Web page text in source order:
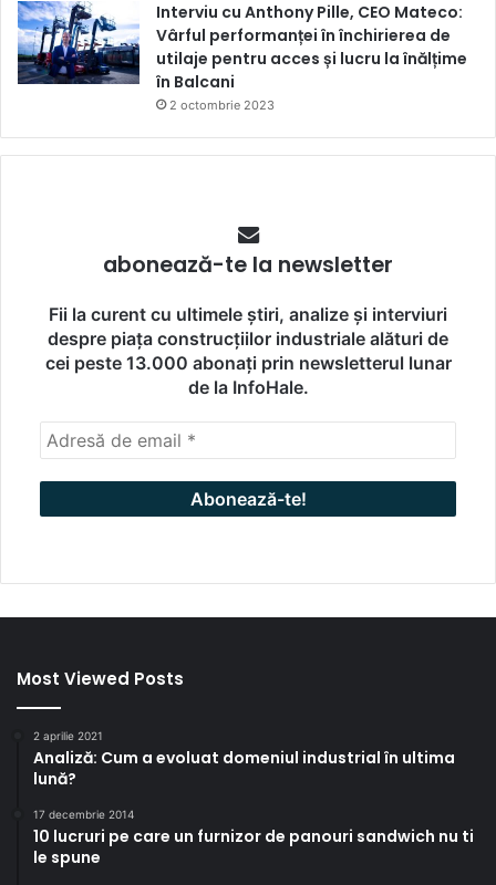
Interviu cu Anthony Pille, CEO Mateco:
Vârful performanței în închirierea de
utilaje pentru acces și lucru la înălțime
în Balcani
2 octombrie 2023
abonează-te la newsletter
Fii la curent cu ultimele știri, analize și interviuri
despre piața construcțiilor industriale alături de
cei peste 13.000 abonați prin newsletterul lunar
de la InfoHale.
Most Viewed Posts
2 aprilie 2021
Analiză: Cum a evoluat domeniul industrial în ultima
lună?
17 decembrie 2014
10 lucruri pe care un furnizor de panouri sandwich nu ti
le spune